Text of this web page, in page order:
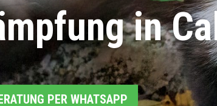
in
PER WHATSAPP